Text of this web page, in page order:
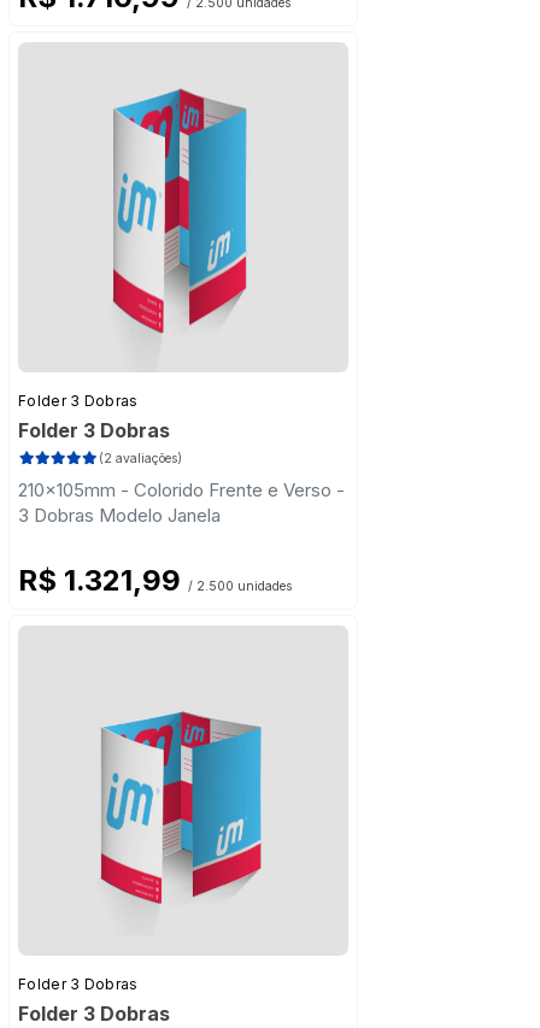
/ 2.500 unidades
Folder 3 Dobras
Folder 3 Dobras
(2 avaliações)
210x105mm - Colorido Frente e Verso -
3 Dobras Modelo Janela
R$ 1.321,99 / 2.500 unidades
Folder 3 Dobras
Folder 3 Dobras